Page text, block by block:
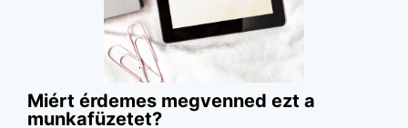
Miért érdemes megvenned ezt a
munkafüzetet?